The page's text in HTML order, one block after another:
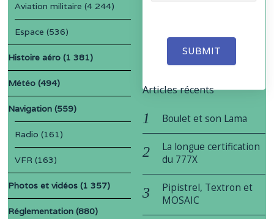
SUBMIT
Aviation militaire (4 244)
Espace (536)
Histoire aéro (1 381)
Météo (494)
Navigation (559)
Radio (161)
VFR (163)
Photos et vidéos (1 357)
Réglementation (880)
Articles récents
Boulet et son Lama
La longue certification
du 777X
Pipistrel, Textron et
MOSAIC